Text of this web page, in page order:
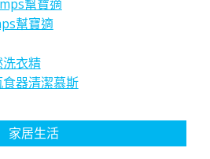
幫寶適
幫寶適
衣精
器清潔慕斯
家居生活